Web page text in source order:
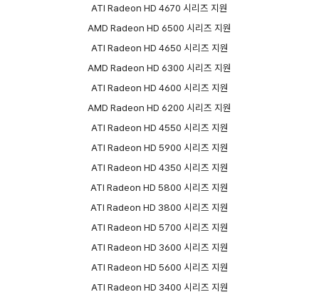
ATI Radeon HD 4670 시리즈 지원
AMD Radeon HD 6500 시리즈 지원
ATI Radeon HD 4650 시리즈 지원
AMD Radeon HD 6300 시리즈 지원
ATI Radeon HD 4600 시리즈 지원
AMD Radeon HD 6200 시리즈 지원
ATI Radeon HD 4550 시리즈 지원
ATI Radeon HD 5900 시리즈 지원
ATI Radeon HD 4350 시리즈 지원
ATI Radeon HD 5800 시리즈 지원
ATI Radeon HD 3800 시리즈 지원
ATI Radeon HD 5700 시리즈 지원
ATI Radeon HD 3600 시리즈 지원
ATI Radeon HD 5600 시리즈 지원
ATI Radeon HD 3400 시리즈 지원